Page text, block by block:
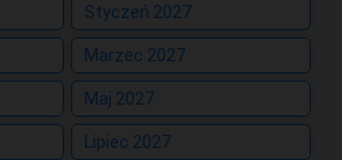
Styczeń 2027
Marzec 2027
Maj 2027
Lipiec 2027